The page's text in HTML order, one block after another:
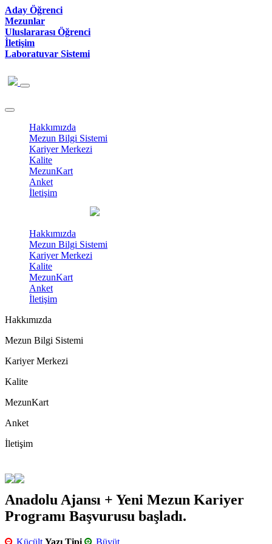
Aday Öğrenci
Mezunlar
Uluslararası Öğrenci
İletişim
Laboratuvar Sistemi
Hakkımızda
Mezun Bilgi Sistemi
Kariyer Merkezi
Kalite
MezunKart
Anket
İletişim
Hakkımızda
Mezun Bilgi Sistemi
Kariyer Merkezi
Kalite
MezunKart
Anket
İletişim
Hakkımızda
Mezun Bilgi Sistemi
Kariyer Merkezi
Kalite
MezunKart
Anket
İletişim
Anadolu Ajansı + Yeni Mezun Kariyer
Programı Başvurusu başladı.
Küçült Yazı Tipi Büyüt